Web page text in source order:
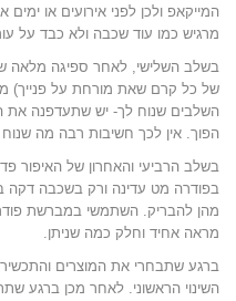
המייקאפ ולכן לפני אירועים או
מרגיש כמו עוד שכבה ולא כבד על
בשלב השלישי, לאחר ספיגה מלאה
של כל קרם שאת מורחת על פנייך)
השלבים שנוח לך- יש שתעדפנה את
הפוך. אין לכך חשיבות רבה מה שנוח
בשלב הרביעי והאחרון של האיפור
בפודרה מט עדינה ורק בשכבה דקה
מהן להבריק. השתמשי במברשת
מראה אחיד וחלק כמה שניתן.
ברגע שתבחרי את המוצרים
השינוי הראשוני. לאחר מכן ברגע